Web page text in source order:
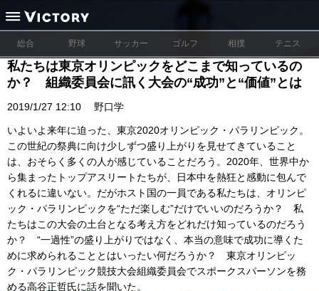
総合 野球 サッカー ゴルフ 相撲 テニス
私たちは東京オリンピックをどこまで知っているの
か？ 組織委員会に訊く大会の“成功”と“価値”とは
2019/1/27 12:10 野口学
いよいよ来年に迫った、東京2020オリンピック・パラリンピック。
この世紀の祭典に向け少しずつ盛り上がりを見せてきていること
は、おそらく多くの人が感じていることだろう。2020年、世界中か
ら集まったトップアスリートたちが、日本中を熱狂と感動に包んで
くれるに違いない。だがホスト国の一員である私たちは、オリンピ
ック・パラリンピックを“ただ楽しむ”だけでいいのだろうか？ 私
たちはこの大会の土台となる考え方をどれだけ知っているのだろう
か？ “一過性”の盛り上がりではなく、本当の意味で成功に導くた
めに求められることとはいったい何だろうか？ 東京オリンピッ
ク・パラリンピック競技大会組織委員会でスポークスパーソンを務
める高谷正哲氏に話を聞いた。